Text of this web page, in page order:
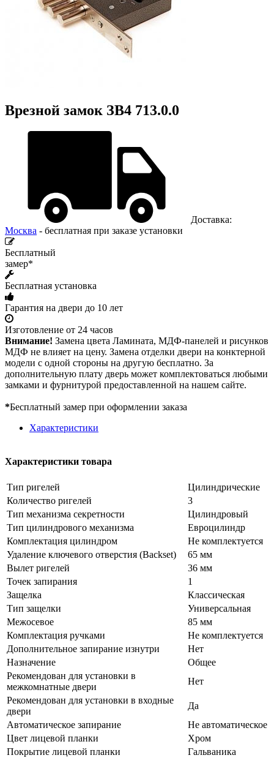
Врезной замок ЗВ4 713.0.0
Доставка:
Москва - бесплатная при заказе установки
Бесплатный
замер*
Бесплатная установка
Гарантия на двери до 10 лет
Изготовление от 24 часов
Внимание! Замена цвета Ламината, МДФ-панелей и рисунков
МДФ не влияет на цену. Замена отделки двери на конктерной
модели с одной стороны на другую бесплатно. За
дополнительную плату дверь может комплектоваться любыми
замками и фурнитурой предоставленной на нашем сайте.
*Бесплатный замер при оформлении заказа
Характеристики
Характеристики товара
Тип ригелей
Цилиндрические
Количество ригелей
3
Тип механизма секретности
Цилиндровый
Тип цилиндрового механизма
Евроцилиндр
Комплектация цилиндром
Не комплектуется
Удаление ключевого отверстия (Backset)
65 мм
Вылет ригелей
36 мм
Точек запирания
1
Защелка
Классическая
Тип защелки
Универсальная
Межосевое
85 мм
Комплектация ручками
Не комплектуется
Дополнительное запирание изнутри
Нет
Назначение
Общее
Рекомендован для установки в
межкомнатные двери
Нет
Рекомендован для установки в входные
двери
Да
Автоматическое запирание
Не автоматическое
Цвет лицевой планки
Хром
Покрытие лицевой планки
Гальваника